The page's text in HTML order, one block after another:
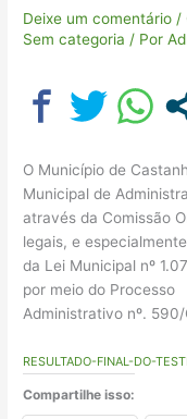
Deixe um comentário /
Sem categoria / Por
O Município de
Municipal de
através da Comissão
legais, e
da Lei Municipal nº
por meio do Processo
Administrativo nº.
RESULTADO-FINAL-DO-
Compartilhe isso: